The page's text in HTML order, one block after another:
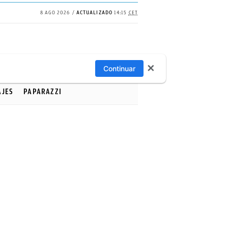
8 AGO 2026 ACTUALIZADO 14:15 CET
PAPARAZZI
Continuar ✕